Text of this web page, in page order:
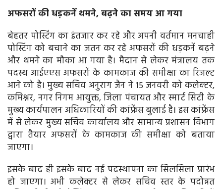
अफसरों की धड़कनें थमने, बढ़ने का समय आ गया
बेहतर पोस्टिंग का इंतजार कर रहे और अपनी वर्तमान मनचाही
पोस्टिंग को बचाने का जतन कर रहे अफसरों की धड़कनें बढ़ने
और थमने का मौका आ गया है। मैदान से लेकर मंत्रालय तक
पदस्‍थ आईएएस अफसरों के कामकाज की समीक्षा का रिजल्‍ट
आने को है। मुख्य सचिव अनुराग जैन ने 15 जनवरी को कलेक्टर,
कमिश्नर, नगर निगम आयुक्त, जिला पंचायत और स्मार्ट सिटी के
मुख्य कार्यपालन अधिकारियों की कांफ्रेंस बुलाई है। इस कांफ्रेंस
में से लेकर मुख्य सचिव कार्यालय और सामान्य प्रशासन विभाग
द्वारा तैयार अफसरों के कामकाज की समीक्षा को बताया
जाएगा।
इसके बाद ही इसके बाद नई पदस्‍थापना का सिलसिला प्रारंभ
हो जाएगा। अभी कलेक्टर से लेकर सचिव स्तर के पदोन्नत